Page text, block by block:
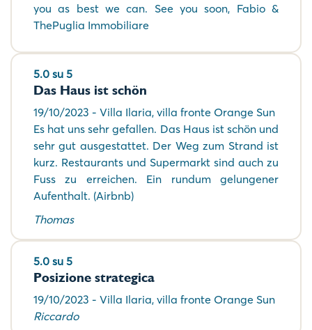
you as best we can. See you soon, Fabio &
ThePuglia Immobiliare
5.0 su 5
Das Haus ist schön
19/10/2023 - Villa Ilaria, villa fronte Orange Sun
Es hat uns sehr gefallen. Das Haus ist schön und
sehr gut ausgestattet. Der Weg zum Strand ist
kurz. Restaurants und Supermarkt sind auch zu
Fuss zu erreichen. Ein rundum gelungener
Aufenthalt. (Airbnb)
Thomas
5.0 su 5
Posizione strategica
19/10/2023 - Villa Ilaria, villa fronte Orange Sun
Riccardo